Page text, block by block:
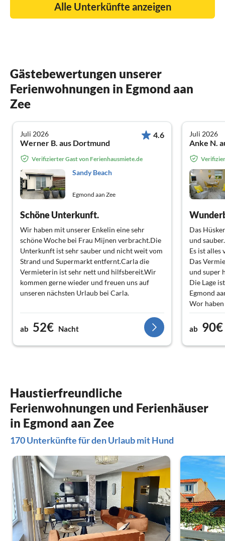
Alle Unterkünfte anzeigen
Gästebewertungen unserer
Ferienwohnungen in Egmond aan
Zee
Juli 2026
Werner B. aus Dortmund
4.6
Verifizierter Gast von Ferienhausmiete.de
Sandy Beach
Egmond aan Zee
Schöne Unterkunft.
Wir haben mit unserer Enkelin eine sehr
schöne Woche bei Frau Mijnen verbracht.Die
Unterkunft ist sehr sauber und nicht weit vom
Strand und Supermarkt entfernt.Carla die
Vermieterin ist sehr nett und hilfsbereit.Wir
kommen gerne wieder und freuen uns auf
unseren nächsten Urlaub bei Carla.
ab 52€ Nacht
Juli 2026
Anke N.
Das
und sauber.
Es ist alles
Das
und super
Die Lage
Egmond
Wor
kommen
Fam.
ab 90€
Haustierfreundliche
Ferienwohnungen und Ferienhäuser
in Egmond aan Zee
170 Unterkünfte für den Urlaub mit Hund